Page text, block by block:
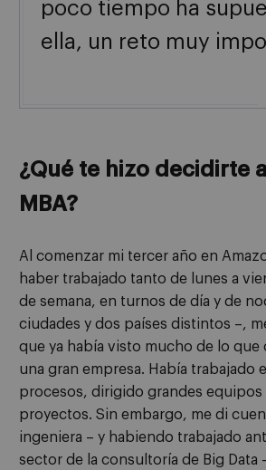
poco tiempo ha
ella, un reto muy
¿Qué te hizo decidirte
MBA?
Al comenzar mi tercer año en
haber trabajado tanto de lunes a
de semana, en turnos de día y de
ciudades y dos países distintos –,
que ya había visto mucho de lo que
una gran empresa. Había trabajado
procesos, dirigido grandes equipos
proyectos. Sin embargo, me di
ingeniera – y habiendo trabajado
sector de la consultoría de Big Data